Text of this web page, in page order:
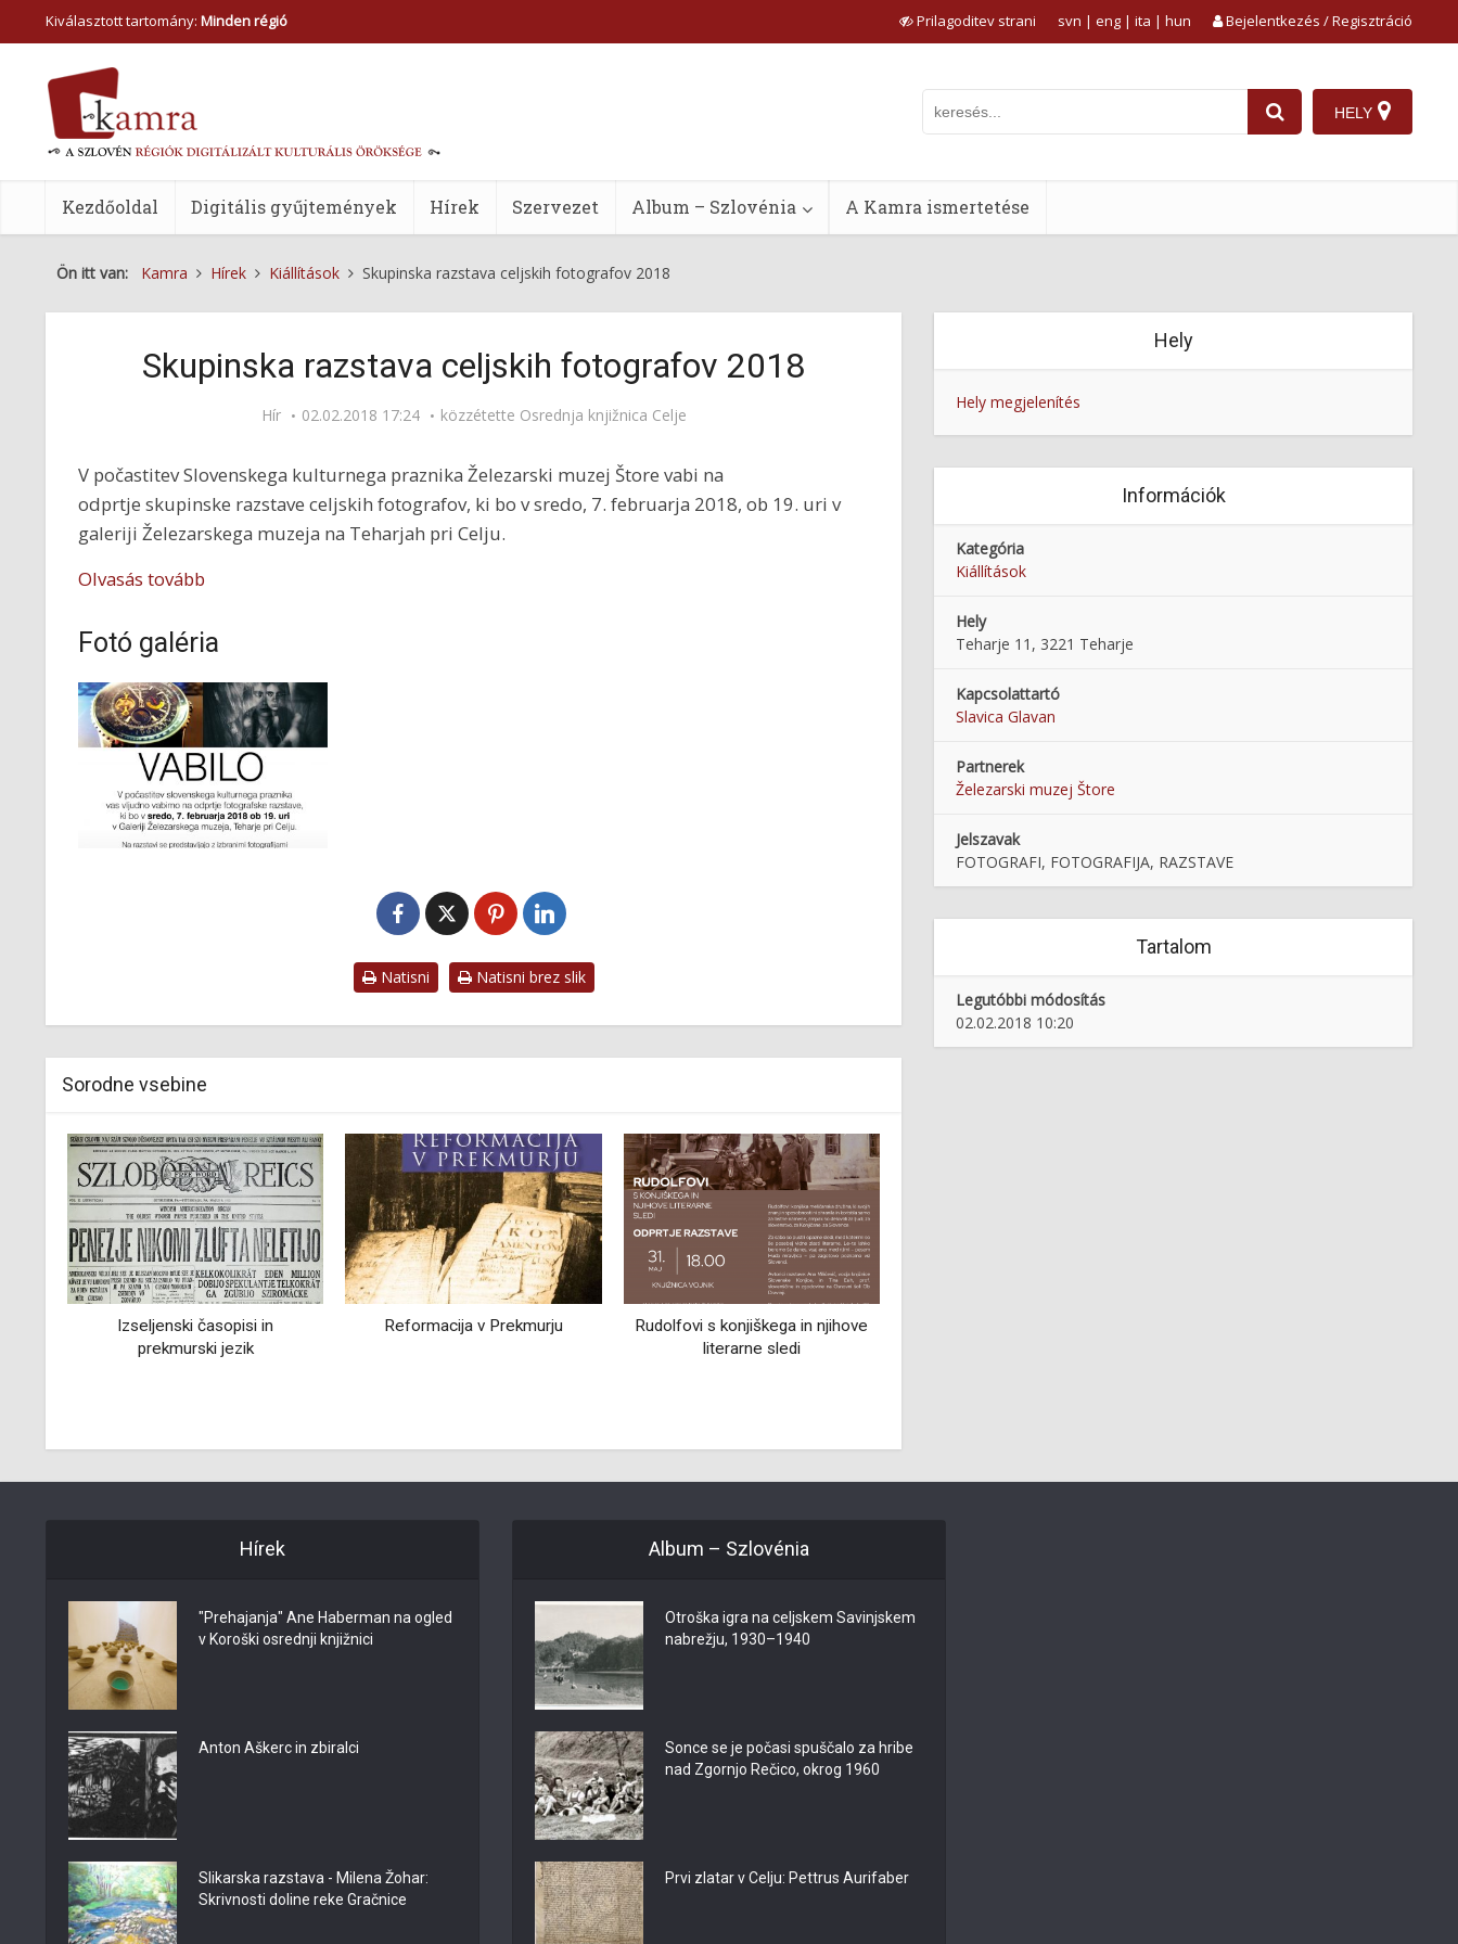
Kiválasztott tartomány: Minden régió Prilagoditev strani Bejelentkezés / Regisztráció
svn | eng | ita | hun
HELY
Kezdőoldal Digitális gyűjtemények Hírek Szervezet Album – Szlovénia A Kamra ismertetése
Ön itt van: Kamra Hírek Kiállítások Skupinska razstava celjskih fotografov 2018
Skupinska razstava celjskih fotografov 2018
Hír 02.02.2018 17:24 közzétette Osrednja knjižnica Celje
V počastitev Slovenskega kulturnega praznika Železarski muzej Štore vabi na
odprtje skupinske razstave celjskih fotografov, ki bo v sredo, 7. februarja 2018, ob 19. uri v
galeriji Železarskega muzeja na Teharjah pri Celju.
Olvasás tovább
Fotó galéria
Natisni Natisni brez slik
Sorodne vsebine
Reformacija v Prekmurju
Rudolfovi s konjiškega in njihove
Razstava Marijana Mirta in Irene
Gajser
Hely
Hely megjelenítés
Információk
Kategória
Kiállítások
Hely
Teharje 11, 3221 Teharje
Kapcsolattartó
Slavica Glavan
Partnerek
Železarski muzej Štore
Jelszavak
FOTOGRAFI, FOTOGRAFIJA, RAZSTAVE
Tartalom
Legutóbbi módosítás
02.02.2018 10:20
Hírek
"Prehajanja" Ane Haberman na ogled
v Koroški osrednji knjižnici
Anton Aškerc in zbiralci
Slikarska razstava - Milena Žohar:
Skrivnosti doline reke Gračnice
Album – Szlovénia
Otroška igra na celjskem Savinjskem
nabrežju, 1930–1940
Sonce se je počasi spuščalo za hribe
nad Zgornjo Rečico, okrog 1960
Prvi zlatar v Celju: Pettrus Aurifaber